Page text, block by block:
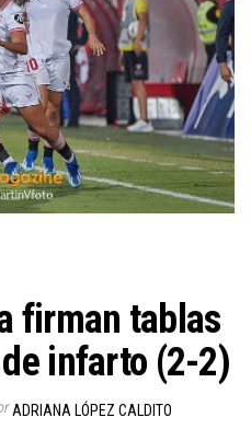
firman tablas
infarto (2-2)
ADRIANA LÓPEZ CALDITO